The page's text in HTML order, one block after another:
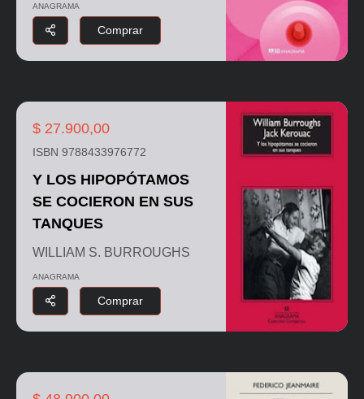
ANAGRAMA
Comprar
$ 27.900,00
ISBN 9788433976772
Y LOS HIPOPÓTAMOS
SE COCIERON EN SUS
TANQUES
WILLIAM S. BURROUGHS
ANAGRAMA
Comprar